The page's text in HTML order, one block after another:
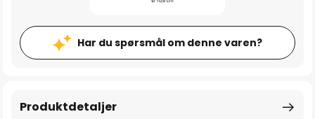
Har du spørsmål om denne varen?
Produktdetaljer